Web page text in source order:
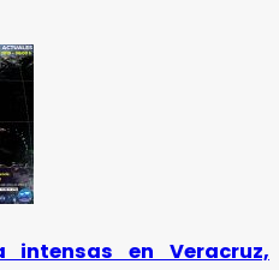
en Veracruz,